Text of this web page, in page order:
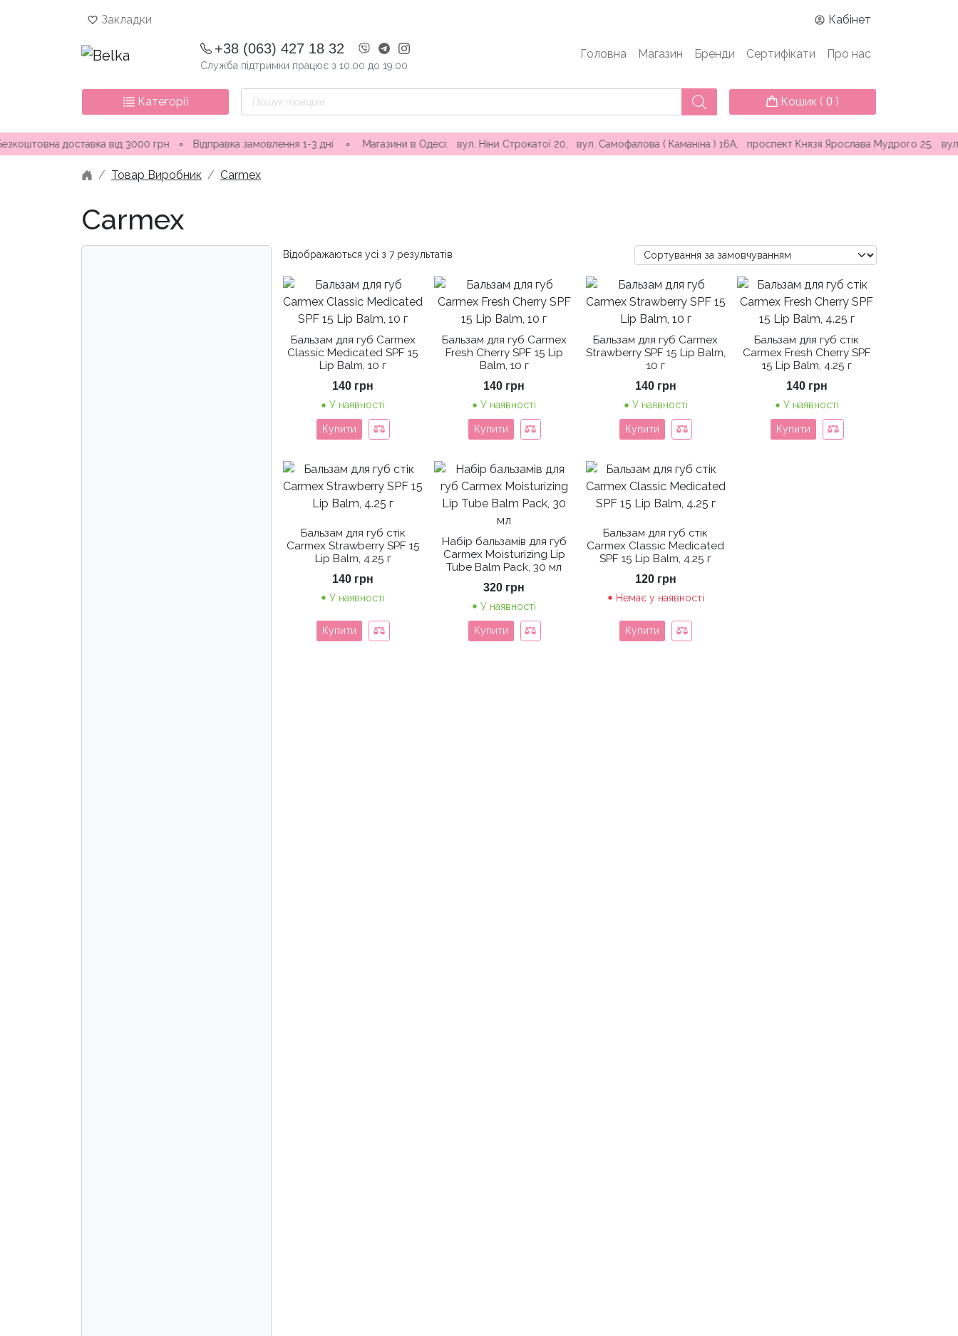
Закладки Кабінет
+38 (063) 427 18 32
Служба підтримки працює з 10.00 до 19.00
Головна Магазин Бренди Сертифікати Про нас
Категорії
Пошук
товарів
Кошик ( 0 )
від 3000 грн∘Відправка замовлення 1-3 дні ∘ Магазини в Одесі: вул. Ніни Строкатої 20, вул. Самофалова ( Каманіна ) 16А, проспект Князя Ярослава Мудрого 25, вул. Перлинна 5Б
Товар Виробник Carmex
Carmex
Відображаються усі з 7 результатів
Бальзам для губ Carmex
Classic Medicated SPF 15
Lip Balm, 10 г
140 грн
У наявності
Купити
Бальзам для губ Carmex
Fresh Cherry SPF 15 Lip
Balm, 10 г
140 грн
У наявності
Купити
Бальзам для губ Carmex
Strawberry SPF 15 Lip Balm,
10 г
140 грн
У наявності
Купити
Бальзам для губ стік
Carmex Fresh Cherry SPF
15 Lip Balm, 4.25 г
140 грн
У наявності
Купити
Бальзам для губ стік
Carmex Strawberry SPF 15
Lip Balm, 4.25 г
140 грн
У наявності
Купити
Набір бальзамів для губ
Carmex Moisturizing Lip
Tube Balm Pack, 30 мл
320 грн
У наявності
Купити
Бальзам для губ стік
Carmex Classic Medicated
SPF 15 Lip Balm, 4.25 г
120 грн
Немає у наявності
Купити